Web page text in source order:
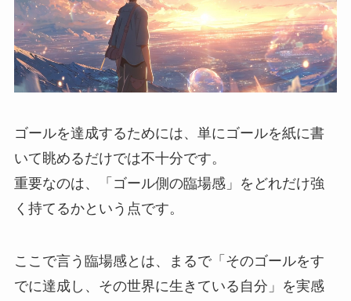
ゴールを達成するためには、単にゴールを紙に書
いて眺めるだけでは不十分です。
重要なのは、「ゴール側の臨場感」をどれだけ強
く持てるかという点です。
ここで言う臨場感とは、まるで「そのゴールをす
でに達成し、その世界に生きている自分」を実感